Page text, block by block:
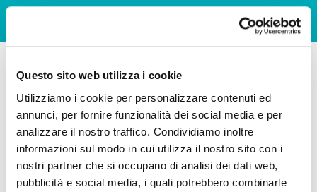
Questo sito web utilizza i cookie
Utilizziamo i cookie per personalizzare contenuti ed
annunci, per fornire funzionalità dei social media e per
analizzare il nostro traffico. Condividiamo inoltre
informazioni sul modo in cui utilizza il nostro sito con i
nostri partner che si occupano di analisi dei dati web,
pubblicità e social media, i quali potrebbero combinarle